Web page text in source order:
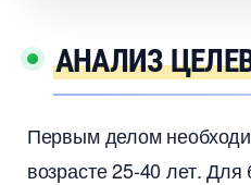
АНАЛИЗ
Первым делом
озрасте 25-40 лет. Для